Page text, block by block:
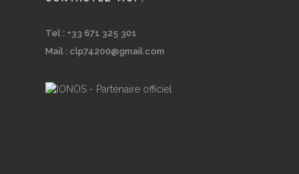
Tel : +33 671 325 301
Mail : clp74200@gmail.com